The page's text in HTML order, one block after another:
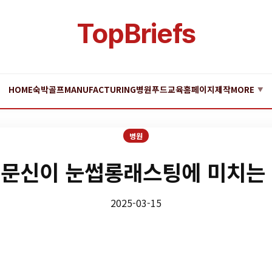
TopBriefs
HOME숙박골프MANUFACTURING병원푸드교육홈페이지제작MORE ▼
병원
신이 눈썹롱래스팅에 미치
2025-03-15